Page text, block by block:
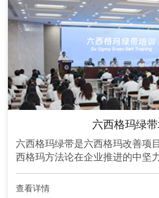
六西格玛绿带
六西格玛绿带是六西格玛改善项
西格玛方法论在企业推进的中坚
查看详情